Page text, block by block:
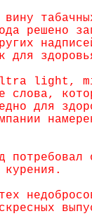
решено
надписей,
для
light,
для